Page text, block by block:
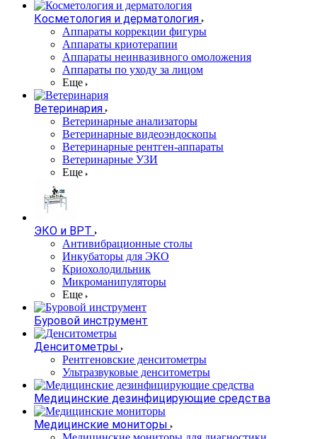
Косметология и дерматология
Аппараты коррекции фигуры
Аппараты криотерапии
Аппараты неинвазивного омоложения
Аппараты по уходу за лицом
Еще
Ветеринария
Ветеринарные анализаторы
Ветеринарные видеоэндоскопы
Ветеринарные рентген-аппараты
Ветеринарные УЗИ
Еще
ЭКО и ВРТ
Антивибрационные столы
Инкубаторы для ЭКО
Криохолодильник
Микроманипуляторы
Еще
Буровой инструмент
Денситометры
Рентгеновские денситометры
Ультразвуковые денситометры
Медицинские дезинфицирующие средства
Медицинские мониторы